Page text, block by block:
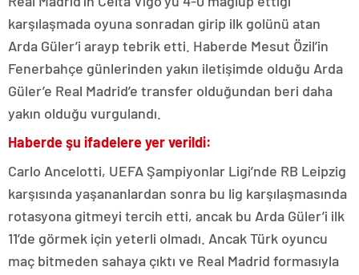
karşılaşmada oyuna sonradan girip ilk golünü atan
Arda Güler’i arayp tebrik etti. Haberde Mesut Özil’in
Fenerbahçe günlerinden yakın iletişimde olduğu Arda
Güler’e Real Madrid’e transfer olduğundan beri daha
yakın olduğu vurgulandı.
Haberde şu ifadelere yer verildi:
Carlo Ancelotti, UEFA Şampiyonlar Ligi’nde RB Leipzig
karşısında yaşananlardan sonra bu lig karşılaşmasında
rotasyona gitmeyi tercih etti, ancak bu Arda Güler’i ilk
11’de görmek için yeterli olmadı. Ancak Türk oyuncu
maç bitmeden sahaya çıktı ve Real Madrid formasıyla